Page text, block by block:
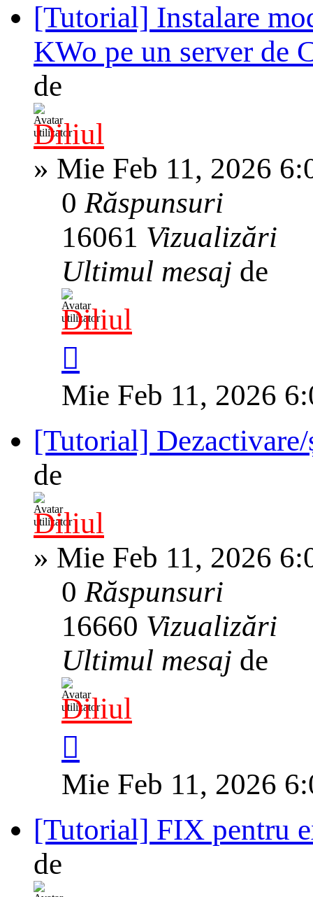
[Tutorial] Instalare
KWo pe un server de
de
Diliul
» Mie Feb 11, 2026
0Răspunsuri
16061 Vizualizări
Ultimul mesaj de
Diliul
Mie Feb 11, 2026
[Tutorial]
de
Diliul
» Mie Feb 11, 2026
0Răspunsuri
16660 Vizualizări
Ultimul mesaj de
Diliul
Mie Feb 11, 2026
[Tutorial] FIX pentru
de